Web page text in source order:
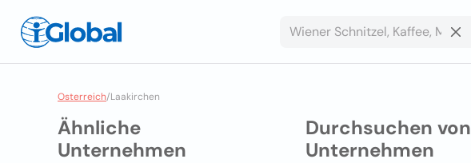
Osterreich/Laakirchen
Ähnliche
Unternehmen
Durchsuchen von
Unternehmen